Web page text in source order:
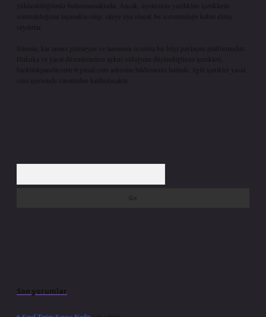
yükümlülüğümüz bulunmamaktadır. Ancak, üyelerimiz yazdıkları içeriklerin
sorumluluğunu taşımakta olup, siteye üye olarak bu sorumluluğu kabul etmiş
sayılırlar.
Sitemiz, kar amacı gütmeyen ve tamamen ücretsiz bir bilgi paylaşım platformudur.
Hukuka ve yasal düzenlemelere aykırı olduğunu düşündüğünüz içerikleri,
backlinkpanelicomtr@gmail.com
adresine bildirmeniz halinde, ilgili içerikler yasal
süre içerisinde sitemizden kaldırılacaktır.
Son yorumlar